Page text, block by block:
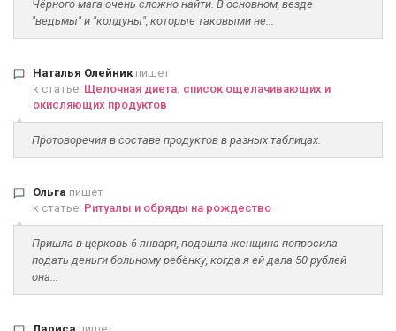
Чёрного мага очень сложно найти. В основном, везде
"ведьмы" и "колдуны", которые таковыми не...
Наталья Олейникпишет
к статье: Щелочная диета. список ощелачивающих и
окисляющих продуктов
Протоворечия в составе продуктов в разных таблицах.
Ольга пишет
к статье: Ритуалы и обряды на рождество
Пришла в церковь 6 января, подошла женщина попросила
подать деньги больному ребёнку, когда я ей дала 50 рублей
она...